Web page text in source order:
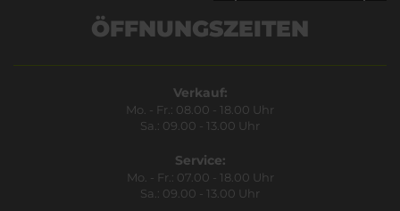
ÖFFNUNGSZEITEN
Verkauf:
Mo. - Fr.: 08.00 - 18.00 Uhr
Sa.: 09.00 - 13.00 Uhr
Service:
Mo. - Fr.: 07.00 - 18.00 Uhr
Sa.: 09.00 - 13.00 Uhr